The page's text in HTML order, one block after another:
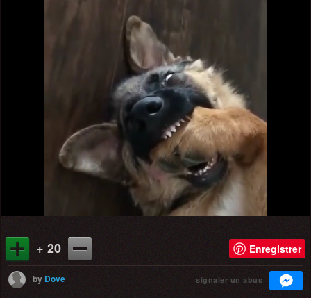
+ 20 Enregistrer
by Dove signaler un abus